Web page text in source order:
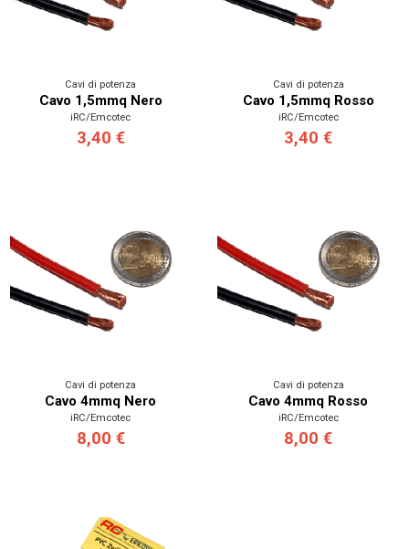
Cavi di potenza
Cavo 1,5mmq Nero
iRC/Emcotec
3,40 €
Cavi di potenza
Cavo 1,5mmq Rosso
iRC/Emcotec
3,40 €
Cavi di potenza
Cavo 4mmq Nero
iRC/Emcotec
8,00 €
Cavi di potenza
Cavo 4mmq Rosso
iRC/Emcotec
8,00 €